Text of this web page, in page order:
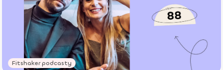
Fitshaker podcasty